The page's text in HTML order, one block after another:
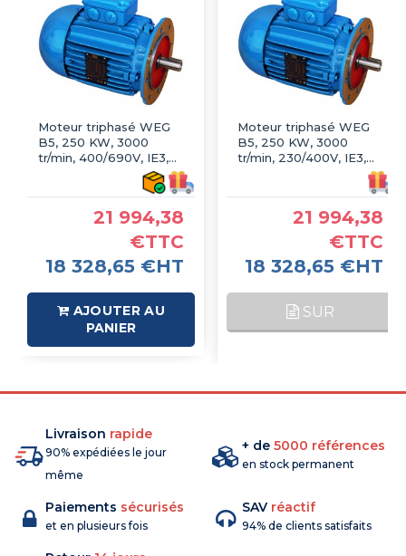
Moteur triphasé WEG
B5, 250 KW, 3000
tr/min, 400/690V, IE3,
21 994,38
€TTC
18 328,65 €HT
AJOUTER AU
PANIER
Moteur triphasé WEG
B5, 250 KW, 3000
tr/min, 230/400V, IE3,
21 994,38
€TTC
18 328,65 €HT
SUR
Livraison rapide
90% expédiées le jour
même
+ de 5000 références
en stock permanent
Paiements sécurisés
et en plusieurs fois
SAV réactif
94% de clients satisfaits